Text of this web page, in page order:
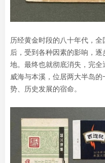
历经黄金时段的八十年代，
后，受到各种因素的影响，
地。最终也就彻底消失，完全
威海与本溪，位居两大半岛
势、历史发展的宿命。